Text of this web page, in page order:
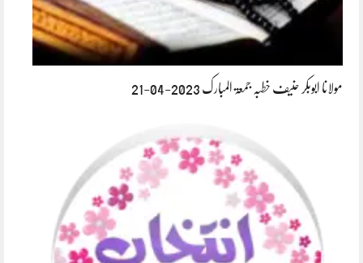
مولانا ابوبکر حنیف خطبہ جمعۃ المبارک 2023-04-21